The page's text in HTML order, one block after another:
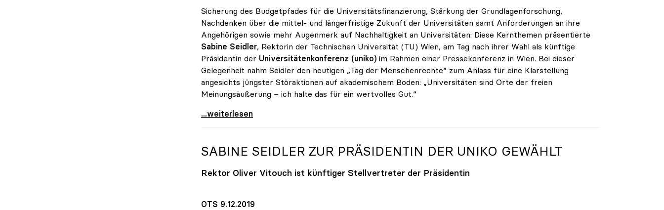
Sicherung des Budgetpfades für die Universitätsfinanzierung, Stärkung der Grundlagenforschung,
Nachdenken über die mittel- und längerfristige Zukunft der Universitäten samt Anforderungen an ihre
Angehörigen sowie mehr Augenmerk auf Nachhaltigkeit an Universitäten: Diese Kernthemen präsentierte
Sabine Seidler, Rektorin der Technischen Universität (TU) Wien, am Tag nach ihrer Wahl als künftige
Präsidentin der Universitätenkonferenz (uniko) im Rahmen einer Pressekonferenz in Wien. Bei dieser
Gelegenheit nahm Seidler den heutigen „Tag der Menschenrechte“ zum Anlass für eine Klarstellung
angesichts jüngster Störaktionen auf akademischem Boden: „Universitäten sind Orte der freien
Meinungsäußerung – ich halte das für ein wertvolles Gut.“
Seidler: „Universitäten sind Orte der freien
...weiterlesen
SABINE SEIDLER ZUR PRÄSIDENTIN DER UNIKO GEWÄHLT
Rektor Oliver Vitouch ist künftiger Stellvertreter der Präsidentin
OTS 9.12.2019